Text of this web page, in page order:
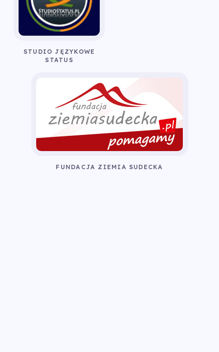
STUDIO JĘZYKOWE
STATUS
FUNDACJA ZIEMIA SUDECKA